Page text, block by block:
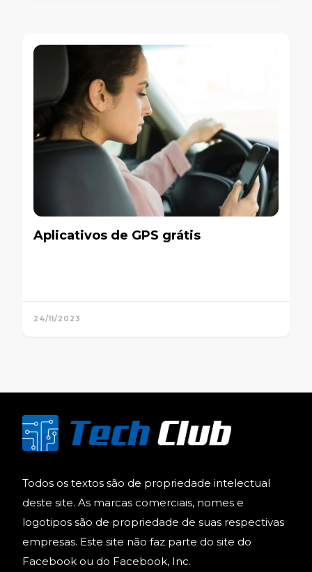
Aplicativos de GPS grátis
24/11/2023
Todos os textos são de propriedade intelectual
deste site. As marcas comerciais, nomes e
logotipos são de propriedade de suas respectivas
empresas. Este site não faz parte do site do
Facebook ou do Facebook, Inc.